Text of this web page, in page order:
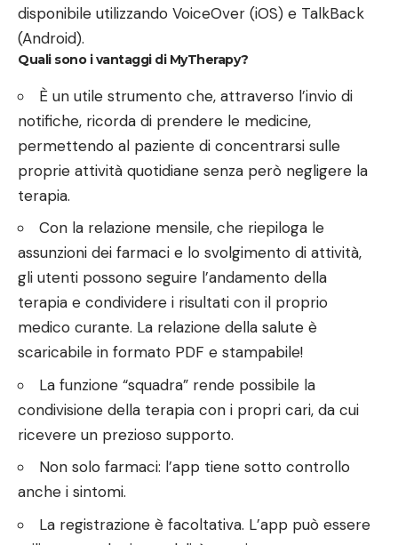
disponibile utilizzando VoiceOver (iOS) e TalkBack
(Android).
Quali sono i vantaggi di MyTherapy?
È un utile strumento che, attraverso l’invio di
notifiche, ricorda di prendere le medicine,
permettendo al paziente di concentrarsi sulle
proprie attività quotidiane senza però negligere la
terapia.
Con la relazione mensile, che riepiloga le
assunzioni dei farmaci e lo svolgimento di attività,
gli utenti possono seguire l’andamento della
terapia e condividere i risultati con il proprio
medico curante. La relazione della salute è
scaricabile in formato PDF e stampabile!
La funzione “squadra” rende possibile la
condivisione della terapia con i propri cari, da cui
ricevere un prezioso supporto.
Non solo farmaci: l’app tiene sotto controllo
anche i sintomi.
La registrazione è facoltativa. L’app può essere